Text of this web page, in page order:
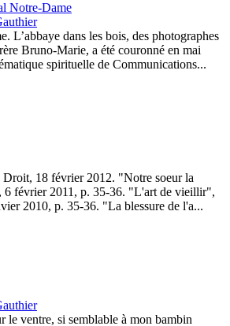
Notre-Dame
L’abbaye dans les bois, des photographes
Bruno-Marie, a été couronné en mai
spirituelle de Communications...
18 février 2012. "Notre soeur la
6 février 2011, p. 35-36. "L'art de vieillir",
2010, p. 35-36. "La blessure de l'a...
le ventre, si semblable à mon bambin